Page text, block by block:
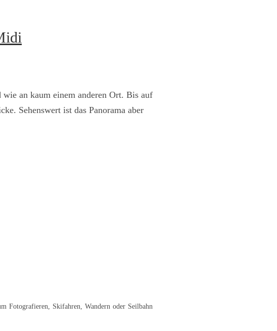
an kaum einem anderen Ort. Bis auf
Sehenswert ist das Panorama aber
Fotografieren, Skifahren, Wandern oder Seilbahn